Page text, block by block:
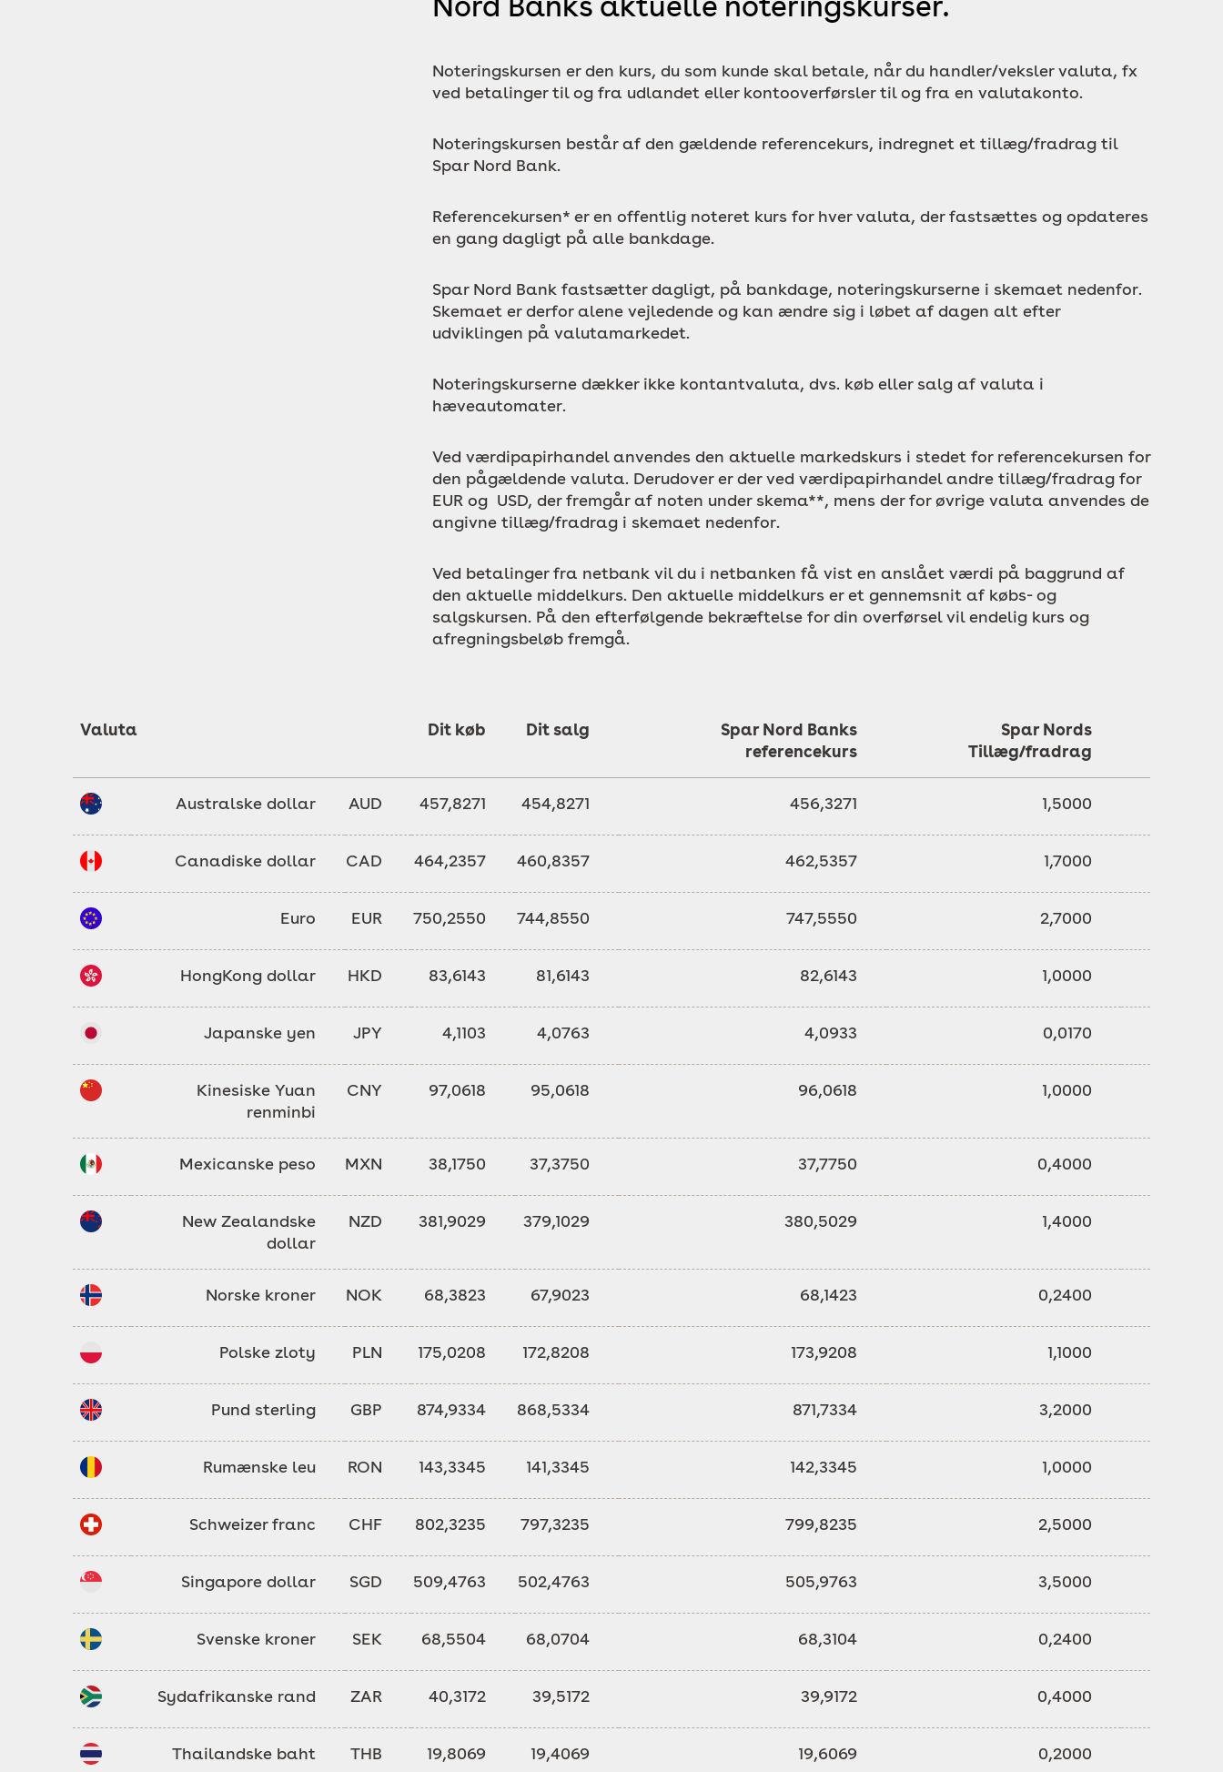
Noteringskursen er den kurs, du som kunde skal betale, når du handler/veksler valuta, fx
ved betalinger til og fra udlandet eller kontooverførsler til og fra en valutakonto.
Noteringskursen består af den gældende referencekurs, indregnet et tillæg/fradrag til
Spar Nord Bank.
Referencekursen* er en offentlig noteret kurs for hver valuta, der fastsættes og opdateres
en gang dagligt på alle bankdage.
Spar Nord Bank fastsætter dagligt, på bankdage, noteringskurserne i skemaet nedenfor.
Skemaet er derfor alene vejledende og kan ændre sig i løbet af dagen alt efter
udviklingen på valutamarkedet.
Noteringskurserne dækker ikke kontantvaluta, dvs. køb eller salg af valuta i
hæveautomater.
Ved værdipapirhandel anvendes den aktuelle markedskurs i stedet for referencekursen for
den pågældende valuta. Derudover er der ved værdipapirhandel andre tillæg/fradrag for
EUR og USD, der fremgår af noten under skema**, mens der for øvrige valuta anvendes de
angivne tillæg/fradrag i skemaet nedenfor.
Ved betalinger fra netbank vil du i netbanken få vist en anslået værdi på baggrund af
den aktuelle middelkurs. Den aktuelle middelkurs er et gennemsnit af købs- og
salgskursen. På den efterfølgende bekræftelse for din overførsel vil endelig kurs og
afregningsbeløb fremgå.
Valuta Dit køb Dit salg
Spar Nord Banks
referencekurs
Spar Nords
Tillæg/fradrag
Australske dollar AUD 457,8271 454,8271 456,3271 1,5000
Canadiske dollar CAD 464,2357 460,8357 462,5357 1,7000
Euro EUR 750,2550 744,8550 747,5550 2,7000
HongKong dollar HKD 83,6143 81,6143 82,6143 1,0000
Japanske yen JPY 4,1103 4,0763 4,0933 0,0170
Kinesiske Yuan
renminbi
CNY 97,0618 95,0618 96,0618 1,0000
Mexicanske peso MXN 38,1750 37,3750 37,7750 0,4000
New Zealandske
dollar
NZD 381,9029 379,1029 380,5029 1,4000
Norske kroner NOK 68,3823 67,9023 68,1423 0,2400
Polske zloty PLN 175,0208 172,8208 173,9208 1,1000
Pund sterling GBP 874,9334 868,5334 871,7334 3,2000
Rumænske leu RON 143,3345 141,3345 142,3345 1,0000
Schweizer franc CHF 802,3235 797,3235 799,8235 2,5000
Singapore dollar SGD 509,4763 502,4763 505,9763 3,5000
Svenske kroner SEK 68,5504 68,0704 68,3104 0,2400
Sydafrikanske rand ZAR 40,3172 39,5172 39,9172 0,4000
Thailandske baht THB 19,8069 19,4069 19,6069 0,2000